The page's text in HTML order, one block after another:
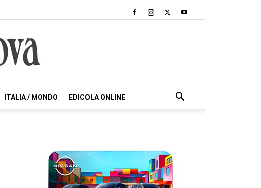
ITALIA / MONDO EDICOLA ONLINE